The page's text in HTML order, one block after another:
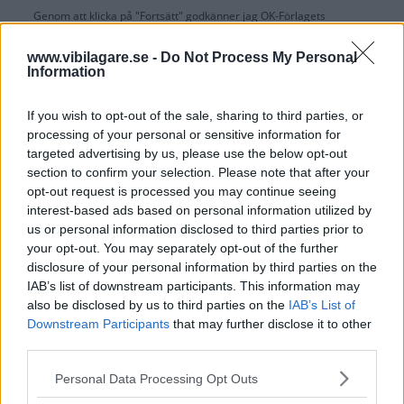
www.vibilagare.se - Do Not Process My Personal
Information
If you wish to opt-out of the sale, sharing to third parties, or
processing of your personal or sensitive information for
targeted advertising by us, please use the below opt-out
section to confirm your selection. Please note that after your
opt-out request is processed you may continue seeing
interest-based ads based on personal information utilized by
us or personal information disclosed to third parties prior to
your opt-out. You may separately opt-out of the further
disclosure of your personal information by third parties on the
IAB’s list of downstream participants. This information may
also be disclosed by us to third parties on the IAB’s List of
Downstream Participants that may further disclose it to other
Please note that this website/app uses one or more Google
Personal Data Processing Opt Outs
Genom att klicka på "Fortsätt" godkänner jag OK-Förlagets
OK-Förlagets integritetspolicy
Är du redan prenumerant på vår papperstidning?
Aktivera din digitala prenumeration utan kostnad här.